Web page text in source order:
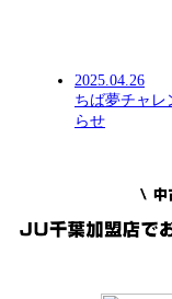
2025.04.26
ちば夢チャ
らせ